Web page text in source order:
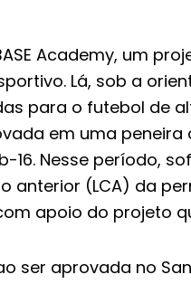
Academy, um
Lá, sob a
para o futebol de
em uma peneira
Nesse período,
anterior (LCA) da
apoio do projeto
ser aprovada no